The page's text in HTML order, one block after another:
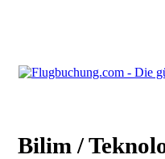
Bilim /